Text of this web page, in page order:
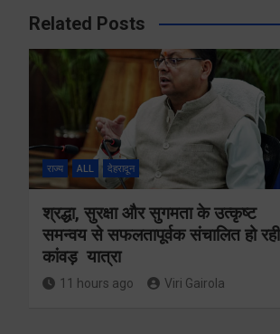
Related Posts
राज्य ALL देहरादून
श्रद्धा, सुरक्षा और सुगमता के उत्कृष्ट
समन्वय से सफलतापूर्वक संचालित हो रही
कांवड़ यात्रा
11 hours ago Viri Gairola